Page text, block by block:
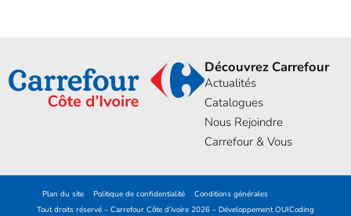
Découvrez Carrefour
Actualités
Catalogues
Nous Rejoindre
Carrefour & Vous
Plan du site Politique de confidentialité
Conditions générales
Tout droits réservé – Carrefour Côte d’ivoire 2026 – DéveloppementOUICoding